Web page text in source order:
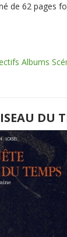
de 62 pages
Albums